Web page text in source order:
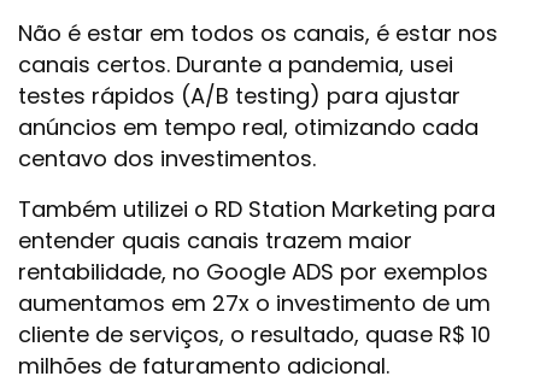
Não é estar em todos os canais, é estar nos
canais certos. Durante a pandemia, usei
testes rápidos (A/B testing) para ajustar
anúncios em tempo real, otimizando cada
centavo dos investimentos.
Também utilizei o RD Station Marketing para
entender quais canais trazem maior
rentabilidade, no Google ADS por exemplos
aumentamos em 27x o investimento de um
cliente de serviços, o resultado, quase R$ 10
milhões de faturamento adicional.